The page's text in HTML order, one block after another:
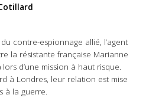
contre-espionnage allié, l’agent
la résistante française Marianne
d’une mission à haut risque.
à Londres, leur relation est mise
à la guerre.